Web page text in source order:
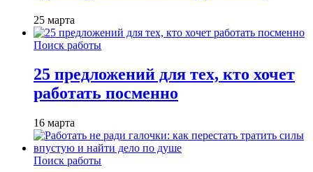
25 марта
Поиск работы
25 предложений для тех, кто хочет
работать посменно
16 марта
Поиск работы